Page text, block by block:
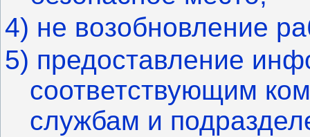
4) не возобновление
5) предоставление
соответствующим
службам и